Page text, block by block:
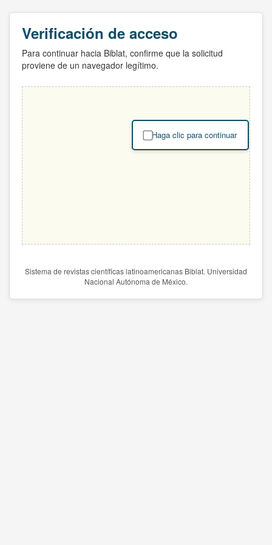
Verificación de acceso
Para continuar hacia Biblat, confirme que la solicitud
proviene de un navegador legítimo.
Haga clic para continuar
Sistema de revistas científicas latinoamericanas Biblat. Universidad
Nacional Autónoma de México.